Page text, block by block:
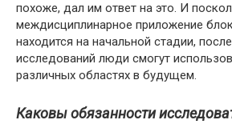
похоже, дал им ответ на это. И
междисциплинарное приложение
находится на начальной стадии,
исследований люди смогут
различных областях в будущем.
Каковы обязанности